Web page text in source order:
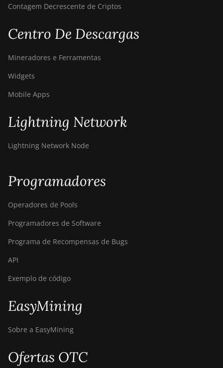
Contagem Decrescente de Criptos
Centro De Descargas
Mineradores e Ferramentas
Widgets
Mobile Apps
Lightning Network
Lightning Network Node
Programadores
Operadores de Pools
Programadores de Software
Programa de Recompensas de Bugs
API
Exemplo de código
EasyMining
Sobre a EasyMining
Ofertas OTC